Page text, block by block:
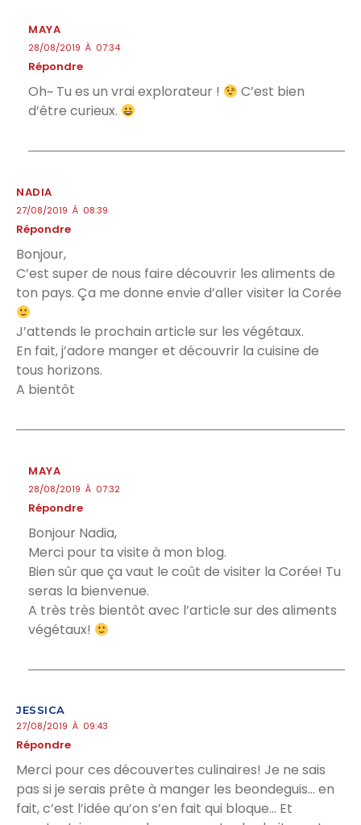
MAYA
28/08/2019 À 07:34
Répondre
Oh~ Tu es un vrai explorateur !
C’est bien
d’être curieux.
NADIA
27/08/2019 À 08:39
Répondre
Bonjour,
C’est super de nous faire découvrir les aliments de
ton pays. Ça me donne envie d’aller visiter la Corée
J’attends le prochain article sur les végétaux.
En fait, j’adore manger et découvrir la cuisine de
tous horizons.
A bientôt
MAYA
28/08/2019 À 07:32
Répondre
Bonjour Nadia,
Merci pour ta visite à mon blog.
Bien sûr que ça vaut le coût de visiter la Corée! Tu
seras la bienvenue.
A très très bientôt avec l’article sur des aliments
végétaux!
JESSICA
27/08/2019 À 09:43
Répondre
Merci pour ces découvertes culinaires! Je ne sais
pas si je serais prête à manger les beondeguis… en
fait, c’est l’idée qu’on s’en fait qui bloque… Et